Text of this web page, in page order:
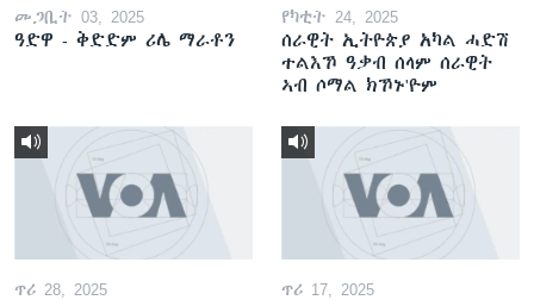
መጋቢት 03, 2025
ዓድዋ - ቅድድም ሪሌ ማራቶን
የካቲት 24, 2025
ሰራዊት ኢትዮጵያ አካል ሓድሽ
ተልእኾ ዓቃብ ሰላም ሰራዊት
ኣብ ሶማል ክኾኑ'ዮም
ጥሪ 28, 2025 ጥሪ 17, 2025